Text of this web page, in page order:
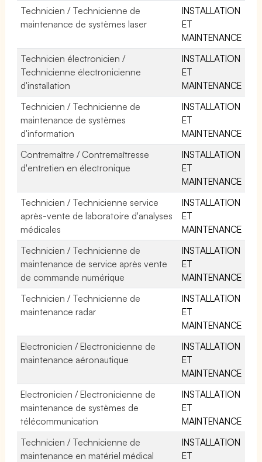
Technicien / Technicienne de
maintenance de systèmes laser
INSTALLATION
ET
MAINTENANCE
Technicien électronicien /
Technicienne électronicienne
d'installation
INSTALLATION
ET
MAINTENANCE
Technicien / Technicienne de
maintenance de systèmes
d'information
INSTALLATION
ET
MAINTENANCE
Contremaître / Contremaîtresse
d'entretien en électronique
INSTALLATION
ET
MAINTENANCE
Technicien / Technicienne service
après-vente de laboratoire d'analyses
médicales
INSTALLATION
ET
MAINTENANCE
Technicien / Technicienne de
maintenance de service après vente
de commande numérique
INSTALLATION
ET
MAINTENANCE
Technicien / Technicienne de
maintenance radar
INSTALLATION
ET
MAINTENANCE
Electronicien / Electronicienne de
maintenance aéronautique
INSTALLATION
ET
MAINTENANCE
Electronicien / Electronicienne de
maintenance de systèmes de
télécommunication
INSTALLATION
ET
MAINTENANCE
Technicien / Technicienne de
maintenance en matériel médical
INSTALLATION
ET